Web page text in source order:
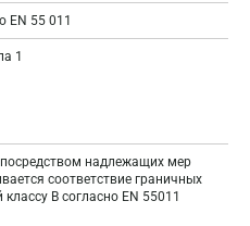
EN 55 011
1
надлежащих мер
соответствие граничных
классу B согласно EN 55011